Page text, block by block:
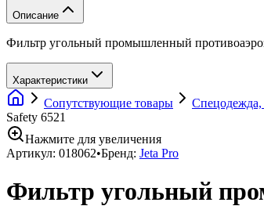
Описание
Фильтр угольный промышленный
Характеристики
Сопутствующие товары Спецодежда,
Safety 6521
Нажмите для увеличения
Артикул: 018062•Бренд: Jeta Pro
Фильтр угольный